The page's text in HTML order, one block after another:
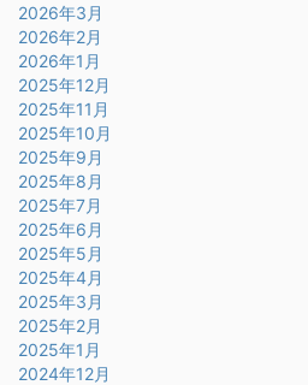
2026年3月
2026年2月
2026年1月
2025年12月
2025年11月
2025年10月
2025年9月
2025年8月
2025年7月
2025年6月
2025年5月
2025年4月
2025年3月
2025年2月
2025年1月
2024年12月